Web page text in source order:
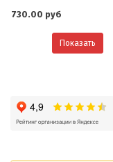
730.00 руб
Показать